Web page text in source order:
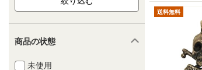
商品の状態
未使用
送料無料